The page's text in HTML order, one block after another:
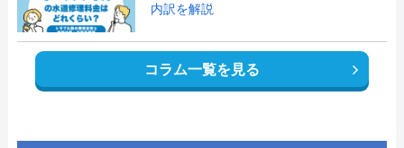
内訳を解説
コラム一覧を見る